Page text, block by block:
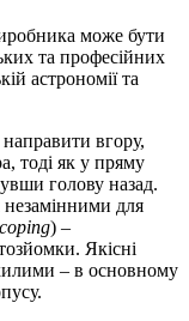
може бути
та професійних
астрономії та
вгору,
тоді як у пряму
голову назад.
незамінними для
) –
Якісні
– в основному